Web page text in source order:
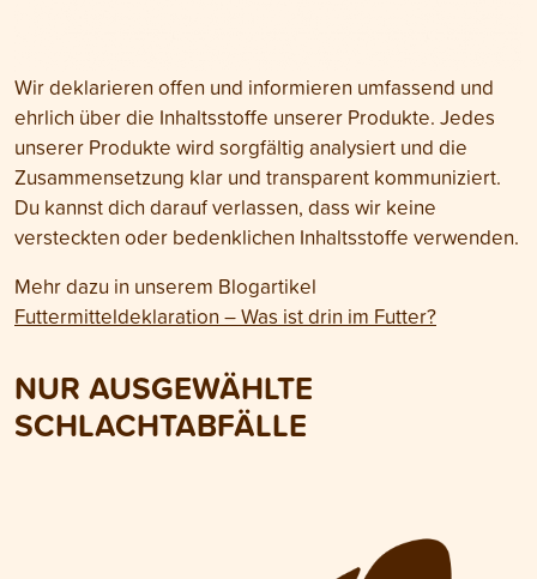
Wir deklarieren offen und informieren umfassend und
ehrlich über die Inhaltsstoffe unserer Produkte. Jedes
unserer Produkte wird sorgfältig analysiert und die
Zusammensetzung klar und transparent kommuniziert.
Du kannst dich darauf verlassen, dass wir keine
versteckten oder bedenklichen Inhaltsstoffe verwenden.
Mehr dazu in unserem Blogartikel
Futtermitteldeklaration – Was ist drin im Futter?
NUR AUSGEWÄHLTE
SCHLACHTABFÄLLE